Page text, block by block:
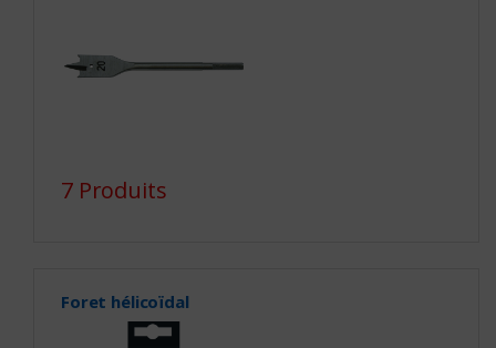
7 Produits
Foret hélicoïdal